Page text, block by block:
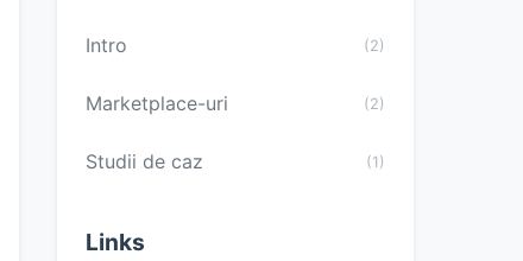
Intro (2)
Marketplace-uri (2)
Studii de caz (1)
Links